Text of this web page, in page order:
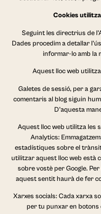
Cookies
Seguint les directrius de
Dades procedim a detallar
informar-lo amb la
Aquest lloc web
Galetes de sessió, per a
comentaris al blog siguin
D’aquesta
Aquest lloc web utilitza les
Analytics:
estadístiques sobre el
utilitzar aquest lloc web està
sobre vostè per Google.
aquest sentit haurà de fer
Xarxes socials: Cada xarxa
per tu punxar en botons